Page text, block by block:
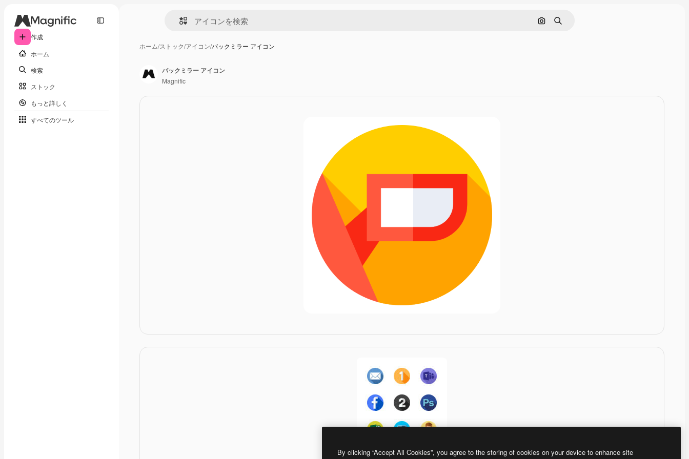
作成
ホーム
検索
ストック
もっと詳しく
すべてのツール
画像で検索
検索
ホーム/ストック/アイコン/バックミラー アイコン
Flat Circular Flat
バックミラー アイコン
Magnific
By clicking “Accept All Cookies”, you agree to the storing of cookies on your device to enhance site